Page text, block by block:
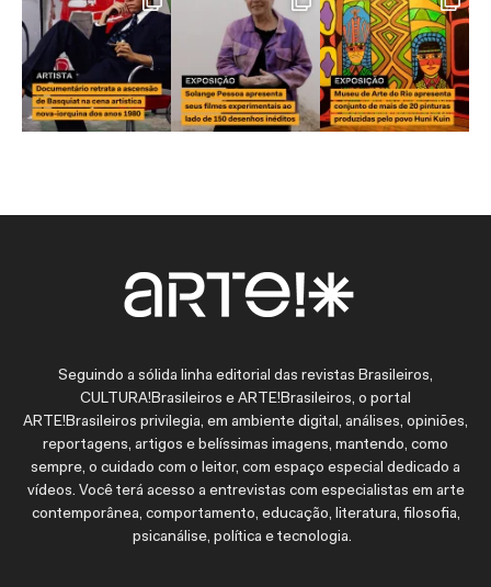
Seguindo a sólida linha editorial das revistas Brasileiros,
CULTURA!Brasileiros e ARTE!Brasileiros, o portal
ARTE!Brasileiros privilegia, em ambiente digital, análises, opiniões,
reportagens, artigos e belíssimas imagens, mantendo, como
sempre, o cuidado com o leitor, com espaço especial dedicado a
vídeos. Você terá acesso a entrevistas com especialistas em arte
contemporânea, comportamento, educação, literatura, filosofia,
psicanálise, política e tecnologia.